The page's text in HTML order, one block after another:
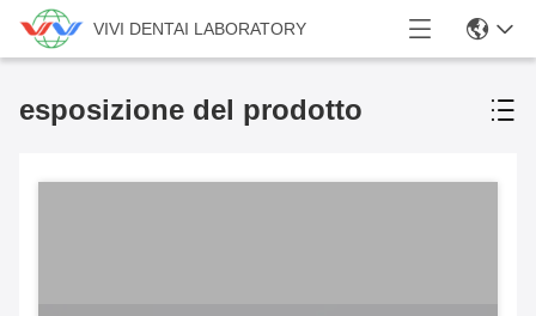
VIVI DENTAI LABORATORY
esposizione del prodotto